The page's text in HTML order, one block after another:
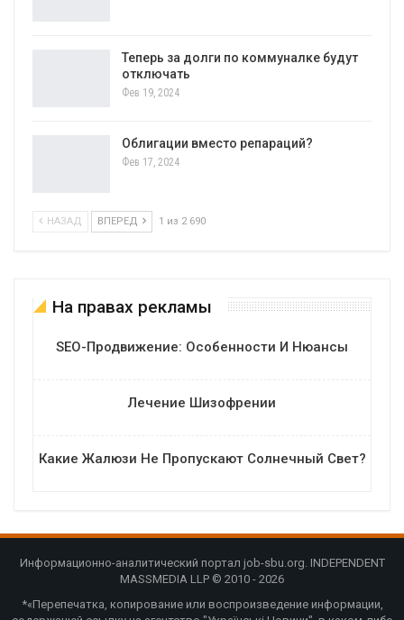
Теперь за долги по коммуналке будут
отключать
Фев 19, 2024
Облигации вместо репараций?
Фев 17, 2024
НАЗАД ВПЕРЕД 1 из 2 690
На правах рекламы
SEO-Продвижение: Особенности И Нюансы
Лечение Шизофрении
Какие Жалюзи Не Пропускают Солнечный Свет?
Информационно-аналитический портал job-sbu.org. INDEPENDENT
MASSMEDIA LLP © 2010 - 2026
*«Перепечатка, копирование или воспроизведение информации,